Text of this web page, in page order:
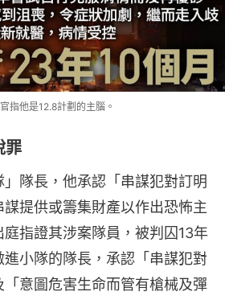
指他是12.8計劃的主腦。
罪
隊長，他承認「串謀犯對訂明
提供或籌集財產以作出恐怖主
指證其涉案隊員，被判囚13年
小隊的隊長，承認「串謀犯對
意圖危害生命而管有槍械及彈